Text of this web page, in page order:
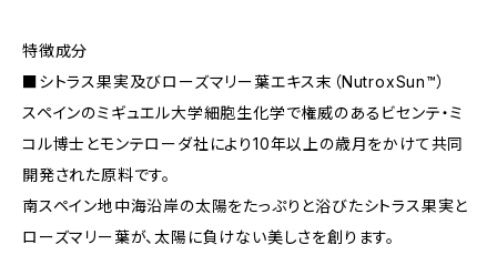
特徴成分
■シトラス果実及びローズマリー葉エキス末（NutroxSun™）
スペインのミギュエル大学細胞生化学で権威のあるビセンテ・ミ
コル博士とモンテローダ社により10年以上の歳月をかけて共同
開発された原料です。
南スペイン地中海沿岸の太陽をたっぷりと浴びたシトラス果実と
ローズマリー葉が、太陽に負けない美しさを創ります。